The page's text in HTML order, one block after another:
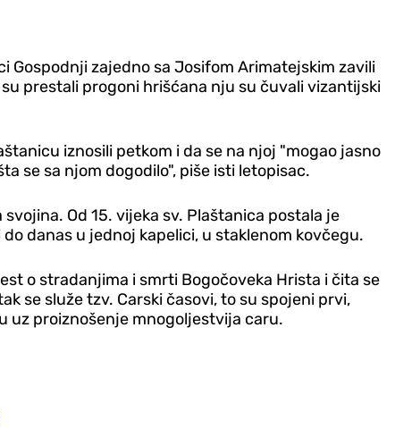
Gospodnji zajedno sa Josifom Arimatejskim zavili
prestali progoni hrišćana nju su čuvali vizantijski
iznosili petkom i da se na njoj "mogao jasno
se sa njom dogodilo", piše isti letopisac.
Od 15. vijeka sv. Plaštanica postala je
danas u jednoj kapelici, u staklenom kovčegu.
o stradanjima i smrti Bogočoveka Hrista i čita se
se služe tzv. Carski časovi, to su spojeni prvi,
uz proiznošenje mnogoljestvija caru.